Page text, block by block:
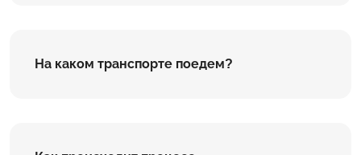
На каком транспорте поедем?